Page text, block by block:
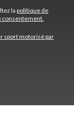
la politique de
consentement.
sport motorisé par